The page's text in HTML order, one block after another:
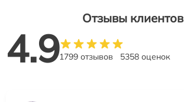
Отзывы клиентов
4.91799 отзывов 5358 оценок